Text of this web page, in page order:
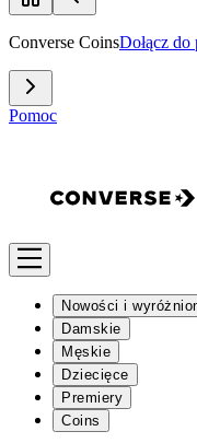
Converse CoinsDołącz
Pomoc
Nowości i
Damskie
Męskie
Dziecięce
Premiery
Coins